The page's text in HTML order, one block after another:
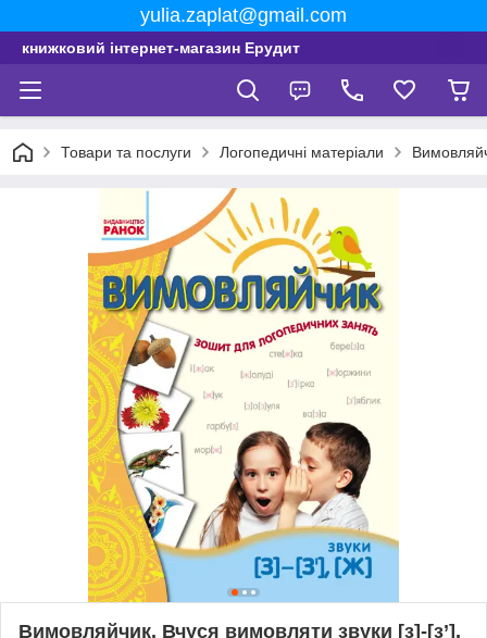
yulia.zaplat@gmail.com
книжковий інтернет-магазин Ерудит
Товари та послуги Логопедичні матеріали
Вимовляйчик. Вчуся вимовляти звуки [з]-[з’],